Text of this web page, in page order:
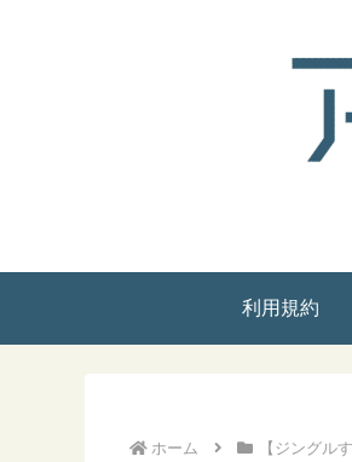
利用規約
ホーム 【ジングル